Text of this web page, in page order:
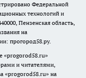
Федеральной
технологий и
Пензенская область,
на
прогород58.ру.
«progorod58.ru»
и читателями,
«progorod58.ru» на